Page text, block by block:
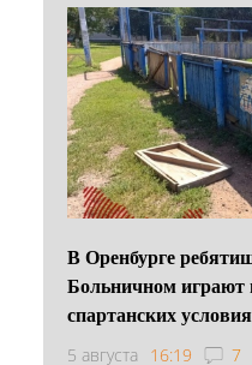
В Оренбурге
Больничном играют
спартанских
5 августа 16:19 7